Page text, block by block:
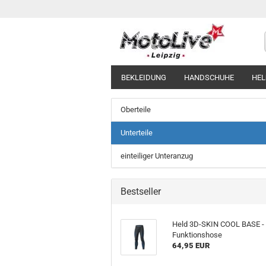
BEKLEIDUNG HANDSCHUHE
Oberteile
Unterteile
einteiliger Unteranzug
Bestseller
Held 3D-SKIN COOL BASE -
Funktionshose
64,95 EUR